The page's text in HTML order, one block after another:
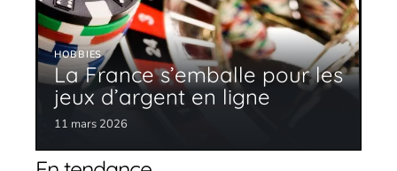
HOBBIES
La France s’emballe pour les
jeux d’argent en ligne
11 mars 2026